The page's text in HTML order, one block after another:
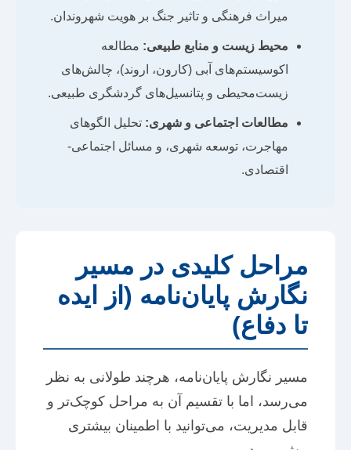
میراث فرهنگی و تاثیر جنگ بر هویت شهروندان.
محیط زیست و منابع طبیعی: مطالعه
اکوسیستم‌های آبی (کارون، اروند)، چالش‌های
زیست‌محیطی و پتانسیل‌های گردشگری طبیعی.
مطالعات اجتماعی و شهری: تحلیل الگوهای
مهاجرت، توسعه شهری، و مسائل اجتماعی-
اقتصادی.
مراحل کلیدی در مسیر
نگارش پایان‌نامه (از ایده
تا دفاع)
مسیر نگارش پایان‌نامه، هرچند طولانی به نظر
می‌رسد، اما با تقسیم آن به مراحل کوچک‌تر و
قابل مدیریت، می‌توانید با اطمینان بیشتری